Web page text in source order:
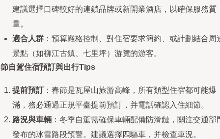
建議選擇口碑較好的連鎖品牌或新開業酒店，以確保服務質
量。
適合人群 ：預算嚴格控制、對住宿要求簡約、或計劃結合周
景點（如柳江古鎮、七里坪）游覽的游客。
自駕住宿預訂與出行Tips
提前預訂：春節是瓦屋山旅游高峰，所有類型住宿都可能爆
滿，務必通過正規平臺提前預訂，并電話確認入住細節。
路況與車輛 ：冬季自駕需確保車輛配備防滑鏈，關注交通部
發布的冰雪路段預警。建議選擇四驅車，并檢查車況。